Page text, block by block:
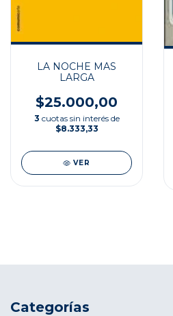
LA NOCHE MAS
LARGA
$25.000,00
3 cuotas sin interés de
$8.333,33
VER
Categorías